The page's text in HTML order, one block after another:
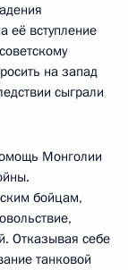
её вступление
на запад
сыграли
Монголии
бойцам,
Отказывая себе
танковой